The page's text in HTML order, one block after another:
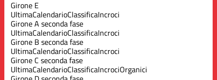
Girone E
UltimaCalendarioClassificaIncroci
Girone A seconda fase
UltimaCalendarioClassificaIncroci
Girone B seconda fase
UltimaCalendarioClassificaIncroci
Girone C seconda fase
UltimaCalendarioClassificaIncrociOrganici